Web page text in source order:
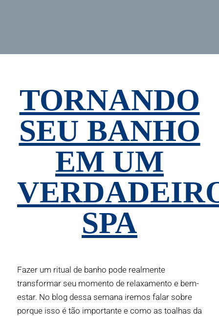
TORNANDO
SEU BANHO
EM UM
SPA
Fazer um ritual de banho pode realmente
transformar seu momento de relaxamento e bem-
estar. No blog dessa semana iremos falar sobre
porque isso é tão importante e como as toalhas da